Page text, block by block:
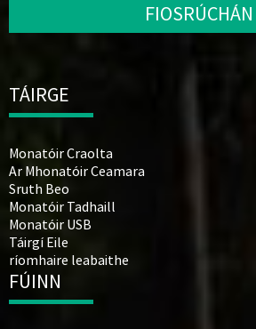
FIOSRÚCHÁN
TÁIRGE
Monatóir Craolta
Ar Mhonatóir Ceamara
Sruth Beo
Monatóir Tadhaill
Monatóir USB
Táirgí Eile
ríomhaire leabaithe
FÚINN